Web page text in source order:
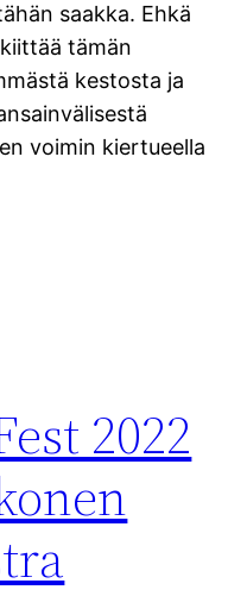
saakka. Ehkä
tämän
kestosta ja
voimin kiertueella
2022